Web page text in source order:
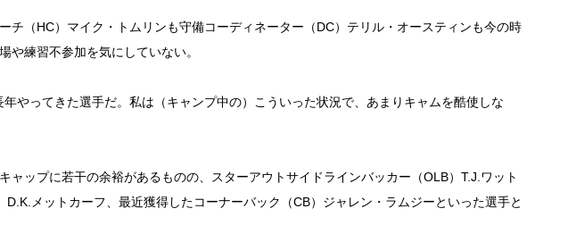
チ（HC）マイク・トムリンも守備コーディネーター（DC）テリル・オースティンも今の時
や練習不参加を気にしていない。
年やってきた選手だ。私は（キャンプ中の）こういった状況で、あまりキャムを酷使しな
ャップに若干の余裕があるものの、スターアウトサイドラインバッカー（OLB）T.J.ワット
D.K.メットカーフ、最近獲得したコーナーバック（CB）ジャレン・ラムジーといった選手と